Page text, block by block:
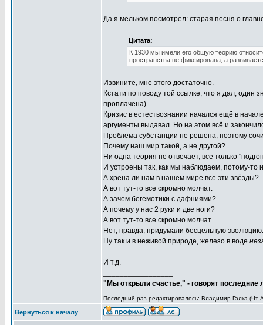
Да я мельком посмотрел: старая песня о
Цитата:
К 1930 мы имели его общую теорию
пространства не фиксирована, а
Извините, мне этого достаточно.
Кстати по поводу той ссылке, что я дал, один
проплачена).
Кризис в естествознании начался ещё в
аргументы выдавал. Но на этом всё и
Проблема субстанции не решена, поэтому
Почему наш мир такой, а не другой?
Ни одна теория не отвечает, все только
И устроены так, как мы наблюдаем, потому-то
А хрена ли нам в нашем мире все эти звёзды?
А вот тут-то все скромно молчат.
А зачем бегемотики с дафниями?
А почему у нас 2 руки и две ноги?
А вот тут-то все скромно молчат.
Нет, правда, придумали бесцельную эволюцию.
Ну так и в неживой природе, железо в воде
И т.д.
"Мы открыли счастье," - говорят
Последний раз редактировалось: Владимир Галка (Чт
Вернуться к началу